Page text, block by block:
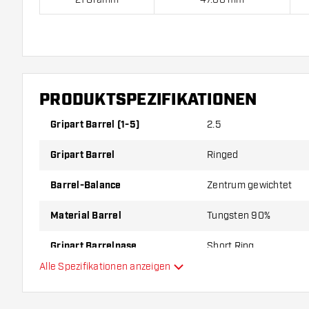
PRODUKTSPEZIFIKATIONEN
Gripart Barrel (1-5) 2.5
Gripart Barrel Ringed
Barrel-Balance Zentrum gewichtet
Material Barrel Tungsten 90%
Gripart Barrelnase Short Ring
Alle Spezifikationen anzeigen